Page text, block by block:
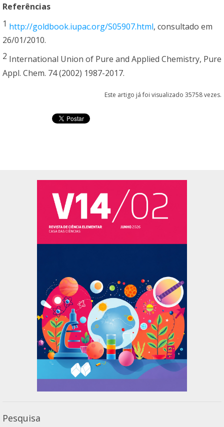
Referências
1 http://goldbook.iupac.org/S05907.html, consultado em
26/01/2010.
2 International Union of Pure and Applied Chemistry, Pure
Appl. Chem. 74 (2002) 1987-2017.
Este artigo já foi visualizado 35758 vezes.
Pesquisa